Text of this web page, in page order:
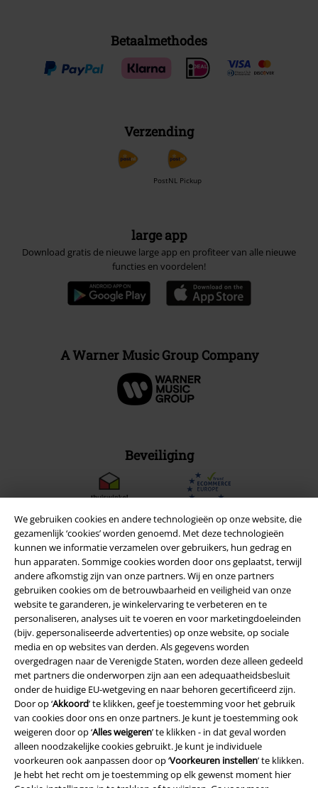
We gebruiken cookies en andere technologieën op onze website, die
gezamenlijk ‘cookies’ worden genoemd. Met deze technologieën
kunnen we informatie verzamelen over gebruikers, hun gedrag en
hun apparaten. Sommige cookies worden door ons geplaatst, terwijl
andere afkomstig zijn van onze partners. Wij en onze partners
gebruiken cookies om de betrouwbaarheid en veiligheid van onze
website te garanderen, je winkelervaring te verbeteren en te
personaliseren, analyses uit te voeren en voor marketingdoeleinden
(bijv. gepersonaliseerde advertenties) op onze website, op sociale
media en op websites van derden. Als gegevens worden
overgedragen naar de Verenigde Staten, worden deze alleen gedeeld
met partners die onderworpen zijn aan een adequaatheidsbesluit
onder de huidige EU-wetgeving en naar behoren gecertificeerd zijn.
Door op ‘Akkoord’ te klikken, geef je toestemming voor het gebruik
van cookies door ons en onze partners. Je kunt je toestemming ook
weigeren door op ‘Alles weigeren’ te klikken - in dat geval worden
alleen noodzakelijke cookies gebruikt. Je kunt je individuele
voorkeuren ook aanpassen door op ‘Voorkeuren instellen’ te klikken.
Je hebt het recht om je toestemming op elk gewenst moment hier
Betaalmethodes
Verzending
PostNL Pickup
large app
Download gratis de nieuwe large app en profiteer van alle nieuwe
functies en voordelen!
A Warner Music Group Company
Beveiliging
Legal
Algemene Voorwaarden
Bedrijfsgegevens
Privacyverklaring
Verklaring van conformiteit